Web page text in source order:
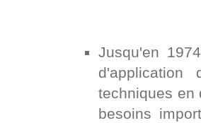
Jusqu'en
techniques en
besoins